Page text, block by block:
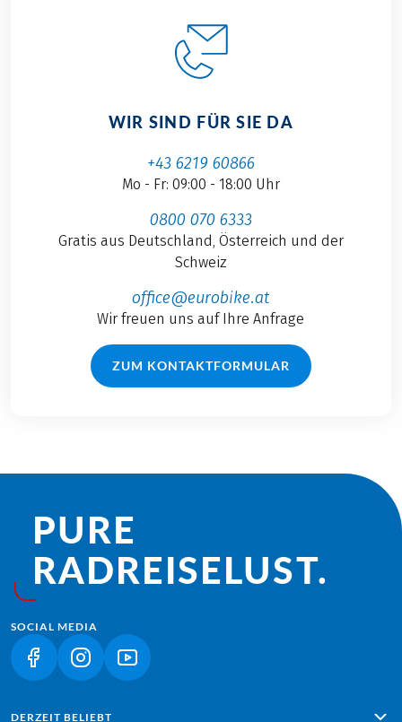
WIR SIND FÜR SIE DA
+43 6219 60866
Mo - Fr: 09:00 - 18:00 Uhr
0800 070 6333
Gratis aus Deutschland, Österreich und der
Schweiz
office@eurobike.at
Wir freuen uns auf Ihre Anfrage
ZUM KONTAKTFORMULAR
PURE
RADREISE­LUST.
SOCIAL MEDIA
(LINK ÖFFNET IN NEUEM TAB)
(LINK ÖFFNET IN NEUEM TAB)
(LINK ÖFFNET IN NEUEM TAB)
DERZEIT BELIEBT